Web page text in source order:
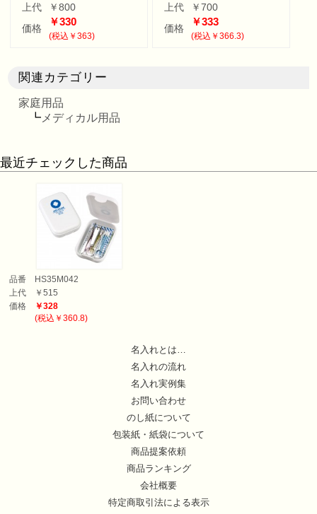
上代
￥800
価格
￥330
(税込￥363)
上代
￥700
価格
￥333
(税込￥366.3)
関連カテゴリー
家庭用品
┗ メディカル用品
最近チェックした商品
品番
HS35M042
上代
￥515
価格
￥328
(税込￥360.8)
名入れとは…
名入れの流れ
名入れ実例集
お問い合わせ
のし紙について
包装紙・紙袋について
商品提案依頼
商品ランキング
会社概要
特定商取引法による表示